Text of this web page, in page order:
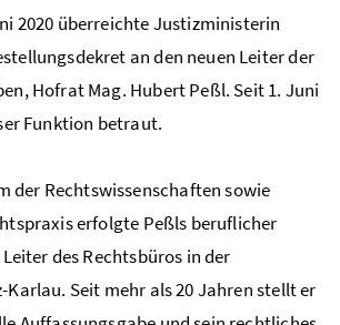
2020 überreichte Justizministerin
an den neuen Leiter der
Hofrat Mag. Hubert Peßl. Seit 1. Juni
Funktion betraut.
der Rechtswissenschaften sowie
erfolgte Peßls beruflicher
des Rechtsbüros in der
Seit mehr als 20 Jahren stellt er